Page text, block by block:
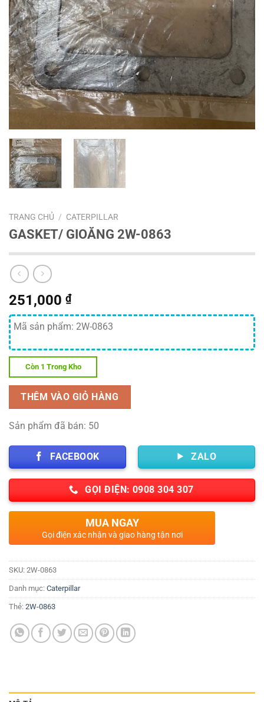
TRANG CHỦ / CATERPILLAR
GASKET/ GIOĂNG 2W-0863
251,000 ₫
Mã sản phẩm: 2W-0863
Còn 1 Trong Kho
THÊM VÀO GIỎ HÀNG
Sản phẩm đã bán: 50
FACEBOOK ZALO
GỌI ĐIỆN: 0908 304 307
MUA NGAY
Gọi điện xác nhận và giao hàng tận nơi
SKU: 2W-0863
Danh mục: Caterpillar
Thẻ: 2W-0863